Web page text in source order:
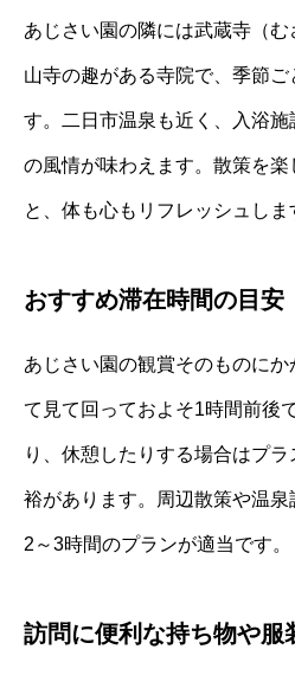
あじさい園の隣には武蔵寺（む
山寺の趣がある寺院で、季節ご
す。二日市温泉も近く、入浴
の風情が味わえます。散策を
と、体も心もリフレッシュしま
おすすめ滞在時間の目安
あじさい園の観賞そのものに
て見て回っておよそ1時間前後
り、休憩したりする場合はプ
裕があります。周辺散策や温
2～3時間のプランが適当です。
訪問に便利な持ち物や服